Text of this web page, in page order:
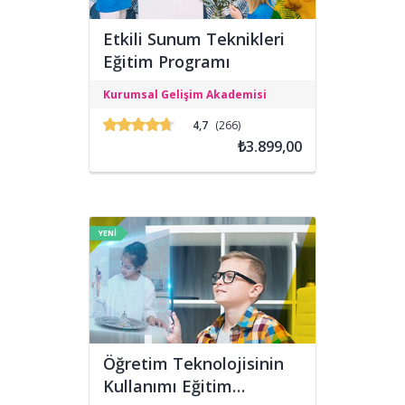
Etkili Sunum Teknikleri
Eğitim Programı
katılımcıların sunum yaparken
doğallıktan uzaklaşmadan, davranış
değişimine odaklı kendilerine özgü bir
stil geliştirmelerini ve profesyonel
amaçlamaktadır.
Kurumsal Gelişim Akademisi
4,7 (266)
₺3.899,00
YENİ
Öğretim Teknolojisinin
Kullanımı Eğitim